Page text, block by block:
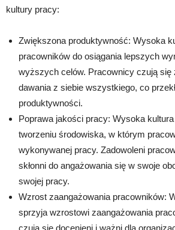
kultury pracy:
Zwiększona produktywność: Wysoka
pracowników do osiągania lepszych
wyższych celów. Pracownicy czują się
dawania z siebie wszystkiego, co
produktywności.
Poprawa jakości pracy: Wysoka
tworzeniu środowiska, w którym
wykonywanej pracy. Zadowoleni
skłonni do angażowania się w swoje
swojej pracy.
Wzrost zaangażowania pracowników:
sprzyja wzrostowi zaangażowania